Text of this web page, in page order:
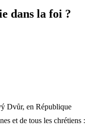
dans la foi ?
Dvůr, en République
et de tous les chrétiens :